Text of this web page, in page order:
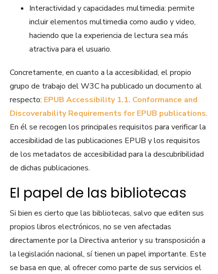
Interactividad y capacidades multimedia: permite
incluir elementos multimedia como audio y video,
haciendo que la experiencia de lectura sea más
atractiva para el usuario.
Concretamente, en cuanto a la accesibilidad, el propio
grupo de trabajo del W3C ha publicado un documento al
respecto: EPUB Accessibility 1.1. Conformance and
Discoverability Requirements for EPUB publications.
En él se recogen los principales requisitos para verificar la
accesibilidad de las publicaciones EPUB y los requisitos
de los metadatos de accesibilidad para la descubribilidad
de dichas publicaciones.
El papel de las bibliotecas
Si bien es cierto que las bibliotecas, salvo que editen sus
propios libros electrónicos, no se ven afectadas
directamente por la Directiva anterior y su transposición a
la legislación nacional, sí tienen un papel importante. Este
se basa en que, al ofrecer como parte de sus servicios el